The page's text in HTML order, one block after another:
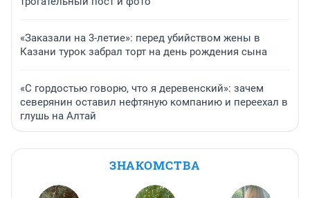
«Заказали на 3-летие»: перед убийством жены в
Казани турок забрал торт на день рождения сына
«С гордостью говорю, что я деревенский»: зачем
северянин оставил нефтяную компанию и переехал в
глушь на Алтай
ЗНАКОМСТВА